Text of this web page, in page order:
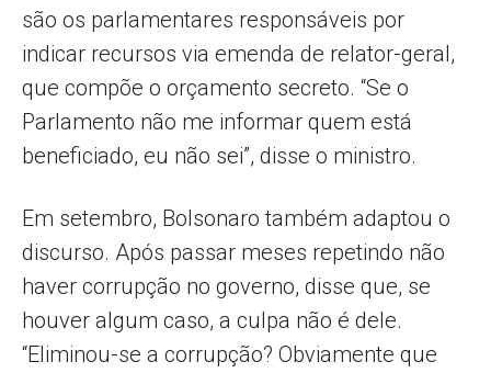
são os parlamentares responsáveis por
indicar recursos via emenda de relator-geral,
que compõe o orçamento secreto. “Se o
Parlamento não me informar quem está
beneficiado, eu não sei”, disse o ministro.
Em setembro, Bolsonaro também adaptou o
discurso. Após passar meses repetindo não
haver corrupção no governo, disse que, se
houver algum caso, a culpa não é dele.
“Eliminou-se a corrupção? Obviamente que